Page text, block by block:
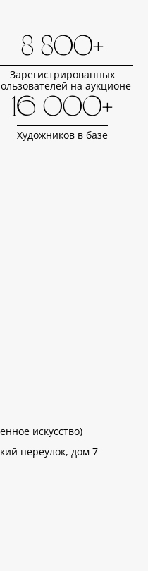
8 800+
Зарегистрированных
на аукционе
16 000+
Художников в базе
искусство)
переулок, дом 7